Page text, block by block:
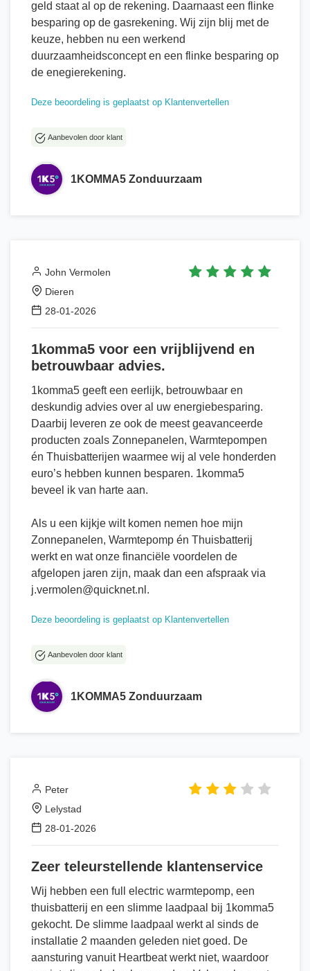
geld staat al op de rekening. Daarnaast een flinke
besparing op de gasrekening. Wij zijn blij met de
keuze, hebben nu een werkend
duurzaamheidsconcept en een flinke besparing op
de enegierekening.
Deze beoordeling is geplaatst op Klantenvertellen
1KOMMA5 Zonduurzaam
Aanbevolen door klant
John Vermolen
Dieren
28-01-2026
1komma5 voor een vrijblijvend en
betrouwbaar advies.
1komma5 geeft een eerlijk, betrouwbaar en
deskundig advies over al uw energiebesparing.
Daarbij leveren ze ook de meest geavanceerde
producten zoals Zonnepanelen, Warmtepompen
én Thuisbatterijen waarmee wij al vele honderden
euro’s hebben kunnen besparen. 1komma5
beveel ik van harte aan.
Als u een kijkje wilt komen nemen hoe mijn
Zonnepanelen, Warmtepomp én Thuisbatterij
werkt en wat onze financiële voordelen de
afgelopen jaren zijn, maak dan een afspraak via
j.vermolen@quicknet.nl.
Deze beoordeling is geplaatst op Klantenvertellen
1KOMMA5 Zonduurzaam
Aanbevolen door klant
Peter
Lelystad
28-01-2026
Zeer teleurstellende klantenservice
Wij hebben een full electric warmtepomp, een
thuisbatterij en een slimme laadpaal bij 1komma5
gekocht. De slimme laadpaal werkt al sinds de
installatie 2 maanden geleden niet goed. De
aansturing vanuit Heartbeat werkt niet, waardoor